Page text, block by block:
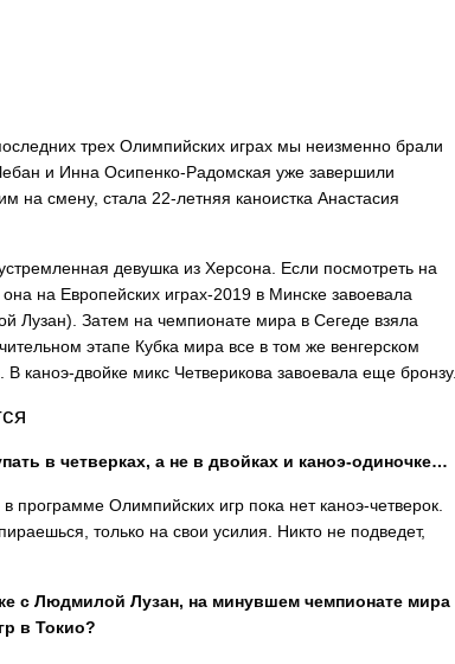
трех Олимпийских играх мы неизменно брали
и Инна Осипенко-Радомская уже завершили
на смену, стала 22-летняя каноистка Анастасия
девушка из Херсона. Если посмотреть на
на Европейских играх-2019 в Минске завоевала
Лузан). Затем на чемпионате мира в Сегеде взяла
этапе Кубка мира все в том же венгерском
каноэ-двойке микс Четверикова завоевала еще бронзу.
в четверках, а не в двойках и каноэ-одиночке…
Олимпийских игр пока нет каноэ-четверок.
только на свои усилия. Никто не подведет,
с Людмилой Лузан, на минувшем чемпионате мира
в Токио?